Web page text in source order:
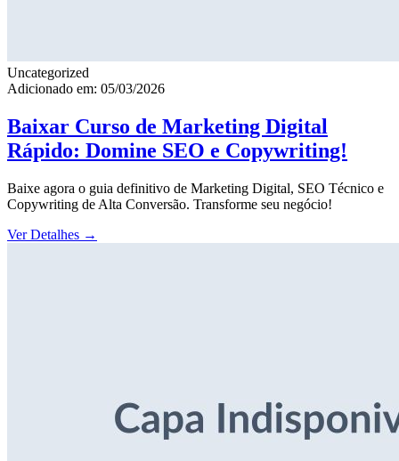
Uncategorized
Adicionado em: 05/03/2026
Baixar Curso de Marketing Digital
Rápido: Domine SEO e Copywriting!
Baixe agora o guia definitivo de Marketing Digital, SEO Técnico e
Copywriting de Alta Conversão. Transforme seu negócio!
Ver Detalhes →